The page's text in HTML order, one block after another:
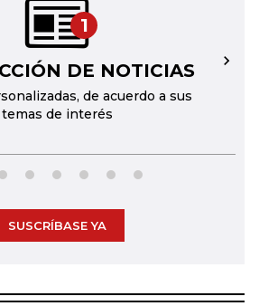
1
DE NOTICIAS
de acuerdo a sus
temas de interés
→
SUSCRÍBASE YA